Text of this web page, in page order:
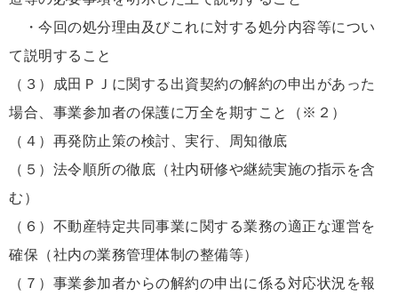
・今回の処分理由及びこれに対する処分内容等につい
て説明すること
（３）成田ＰＪに関する出資契約の解約の申出があった
場合、事業参加者の保護に万全を期すこと（※２）
（４）再発防止策の検討、実行、周知徹底
（５）法令順所の徹底（社内研修や継続実施の指示を含
む）
（６）不動産特定共同事業に関する業務の適正な運営を
確保（社内の業務管理体制の整備等）
（７）事業参加者からの解約の申出に係る対応状況を報